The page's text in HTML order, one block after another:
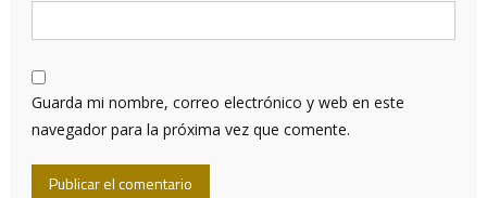
Guarda mi nombre, correo electrónico y web en este
navegador para la próxima vez que comente.